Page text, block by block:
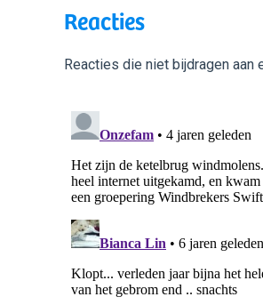
Reacties
Reacties die niet bijdragen